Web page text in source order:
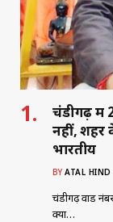
चंडीगढ़ में
नहीं, शहर
भारतीय
BY ATAL HIND
चंडीगढ़ वार्ड
क्या…